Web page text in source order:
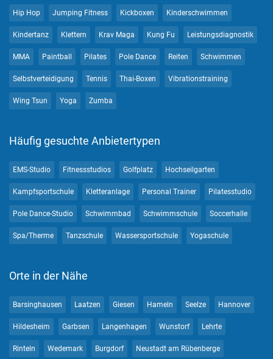
Hip Hop Jumping Fitness Kickboxen Kinderschwimmen
Kindertanz Klettern Krav Maga Kung Fu Leistungsdiagnostik
MMA Paintball Pilates Pole Dance Reiten Schwimmen
Selbstverteidigung Tennis Thai-Boxen Vibrationstraining
Wing Tsun Yoga Zumba
Häufig gesuchte Anbietertypen
EMS-Studio Fitnessstudios Golfplatz Hochseilgarten
Kampfsportschule Kletteranlage Personal Trainer Pilatesstudio
Pole Dance-Studio Schwimmbad Schwimmschule Soccerhalle
Spa/Therme Tanzschule Wassersportschule Yogaschule
Orte in der Nähe
Barsinghausen Laatzen Giesen Hameln Seelze Hannover
Hildesheim Garbsen Langenhagen Wunstorf Lehrte
Rinteln Wedemark Burgdorf Neustadt am Rübenberge